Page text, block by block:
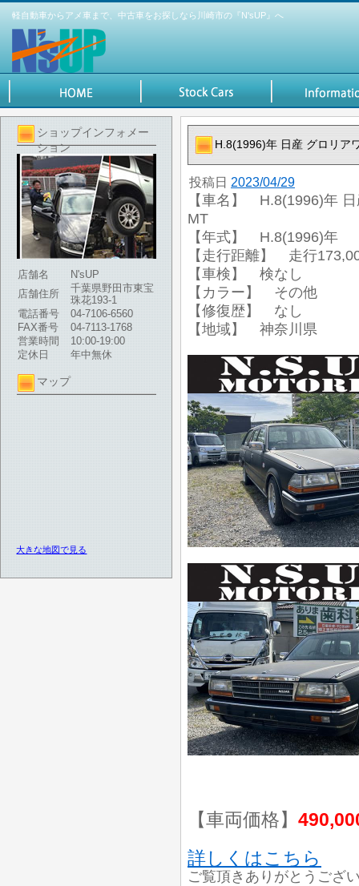
軽自動車からアメ車まで、中古車をお探しなら川崎市の『N'sUP』へ
ショップインフォメー
ション
店舗名
N'sUP
店舗住所
千葉県野田市東宝
珠花193-1
電話番号
04-7106-6560
FAX番号
04-7113-1768
営業時間
10:00-19:00
定休日
年中無休
マップ
大きな地図で見る
H.8(1996)年 日産 グロリア
投稿日 2023/04/29
【車名】 H.8(1996)年
MT
【年式】 H.8(1996)年
【走行距離】 走行
【車検】 検なし
【カラー】 その他
【修復歴】 なし
【地域】 神奈川県
【車両価格】
詳しくはこちら
ご覧頂きありがとうござ